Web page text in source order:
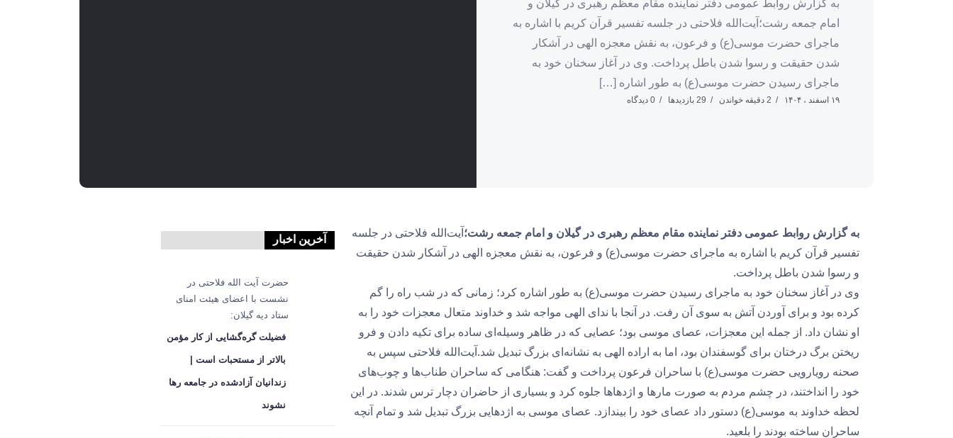
به گزارش روابط عمومی دفتر نماینده مقام معظم رهبری در گیلان و
امام جمعه رشت؛آیت‌الله فلاحتی در جلسه تفسیر قرآن کریم با اشاره به
ماجرای حضرت موسی(ع) و فرعون، به نقش معجزه الهی در آشکار
شدن حقیقت و رسوا شدن باطل پرداخت. وی در آغاز سخنان خود به
ماجرای رسیدن حضرت موسی(ع) به طور اشاره […]
۱۹ اسفند ، ۱۴۰۴ 2 دقیقه خواندن 29 بازدیدها 0 دیدگاه
به گزارش روابط عمومی دفتر نماینده مقام معظم رهبری در گیلان و امام جمعه رشت؛ آیت‌الله فلاحتی در جلسه
تفسیر قرآن کریم با اشاره به ماجرای حضرت موسی(ع) و فرعون، به نقش معجزه الهی در آشکار شدن حقیقت
و رسوا شدن باطل پرداخت.
وی در آغاز سخنان خود به ماجرای رسیدن حضرت موسی(ع) به طور اشاره کرد؛ زمانی که در شب راه را گم
کرده بود و برای آوردن آتش به سوی آن رفت. در آنجا با ندای الهی مواجه شد و خداوند متعال معجزات خود را به
او نشان داد. از جمله این معجزات، عصای موسی بود؛ عصایی که در ظاهر وسیله‌ای ساده برای تکیه دادن و فرو
ریختن برگ درختان برای گوسفندان بود، اما به اراده الهی به نشانه‌ای بزرگ تبدیل شد.آیت‌الله فلاحتی سپس به
صحنه رویارویی حضرت موسی(ع) با ساحران فرعون پرداخت و گفت: هنگامی که ساحران طناب‌ها و چوب‌های
خود را انداختند، در چشم مردم به صورت مارها و اژدهاها جلوه کرد و بسیاری از حاضران دچار ترس شدند. در این
لحظه خداوند به موسی(ع) دستور داد عصای خود را بیندازد. عصای موسی به اژدهایی بزرگ تبدیل شد و تمام آنچه
ساحران ساخته بودند را بلعید.
آخرین اخبار
حضرت آیت الله فلاحتی در
نشست با اعضای هیئت امنای
ستاد دیه گیلان:
فضیلت گره‌گشایی از کار مؤمن
بالاتر از مستحبات است |
زندانیان آزادشده در جامعه رها
نشوند